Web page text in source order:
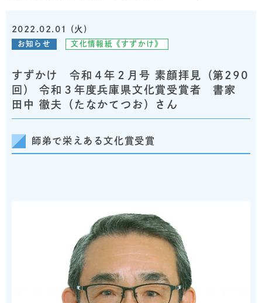
2022.02.01 (火)
お知らせ 文化情報紙《すずかけ》
すずかけ 令和４年２月号 素顔拝見（第290
回） 令和３年度兵庫県文化賞受賞者 書家
田中 徹夫（たなかてつお）さん
師弟で栄えある文化賞受賞